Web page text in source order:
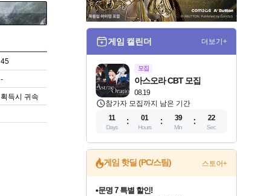
45
-
획득시 귀속
게임 캘린더 더보기+
모집
08.19
아스오라 CBT 모집
참가자 모집까지 남은 기간
11
Days
01
Hours
39
Min
21
Sec
게임 핫딜 (PC/스팀) 스토어+
문명 7 특별 할인!